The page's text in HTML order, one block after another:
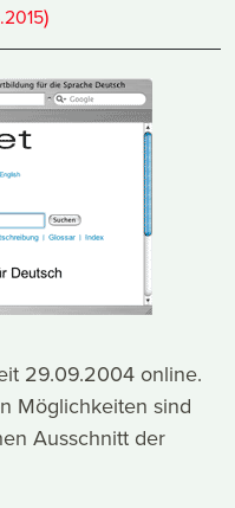
)
29.09.2004 online.
Möglichkeiten sind
Ausschnitt der